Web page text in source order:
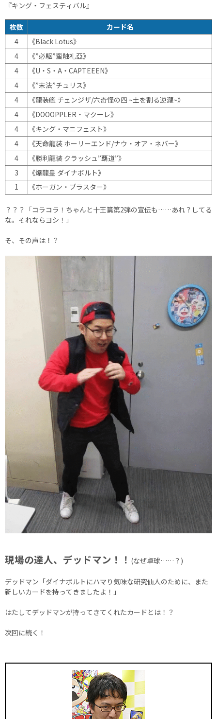
『キング・フェスティバル』
枚数
カード名
4
《Black Lotus》
4
《”必駆”蛮触礼亞》
4
《U・S・A・CAPTEEEN》
4
《”末法”チュリス》
4
《龍装艦 チェンジザ/六奇怪の四 ~土を割る逆瀧~》
4
《DOOOPPLER・マクーレ》
4
《キング・マニフェスト》
4
《天命龍装 ホーリーエンド/ナウ・オア・ネバー》
4
《勝利龍装 クラッシュ”覇道”》
3
《爆龍皇 ダイナボルト》
1
《ホーガン・ブラスター》
？？？「コラコラ！ちゃんと十王篇第2弾の宣伝も……あれ？してる
な。それならヨシ！」
そ、その声は！？
現場の達人、デッドマン！！ (なぜ卓球……？)
デッドマン「ダイナボルトにハマり気味な研究仙人のために、また
新しいカードを持ってきましたよ！」
はたしてデッドマンが持ってきてくれたカードとは！？
次回に続く！